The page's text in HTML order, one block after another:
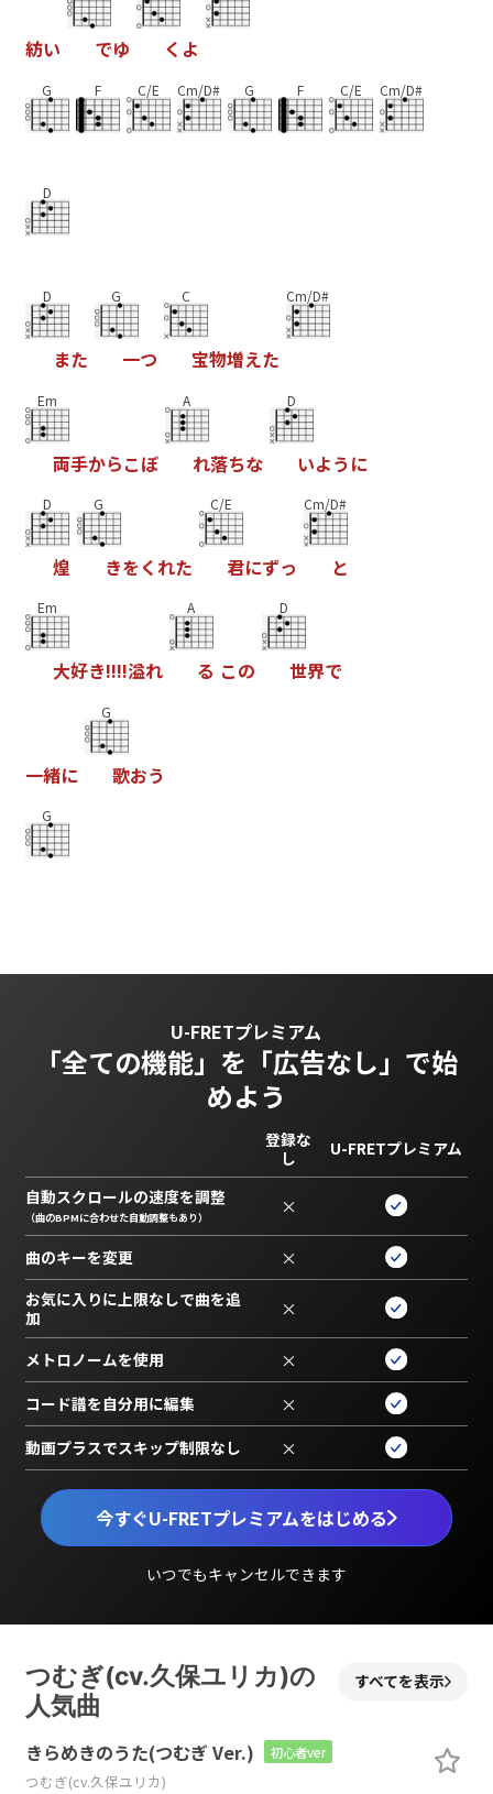
紡い でゆ く よ
G F C/E Cm/D# G F C/E Cm/D#
D
D
また
G
一つ
C
宝物増えた
Cm/D#
Em
両手からこぼ
A
れ落ちな
D
いよう に
D
煌
G
きをく れた
C/E
君にずっ
Cm/D#
と
Em
大好き!!!!溢れ
A
る この
D
世界で
一緒に
G
歌おう
G
U-FRETプレミアム
「全ての機能」を 「広告なし」で始
めよう
今すぐU-FRETプレミアムをはじめる
いつでもキャンセルできます
登録な
し
U-FRETプレミアム
自動スクロールの速度を調整
（曲のBPMに合わせた自動調整もあり） ×
曲のキーを変更 ×
お気に入りに上限なしで曲を追
加
×
メトロノームを使用 ×
コード譜を自分用に編集 ×
動画プラスでスキップ制限なし ×
つむぎ(cv.久保ユリカ)の
人気曲
すべてを表示
きらめきのうた(つむぎ Ver.) 初心者ver
つむぎ(cv.久保ユリカ)